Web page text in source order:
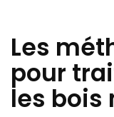
Les
pour
les bois